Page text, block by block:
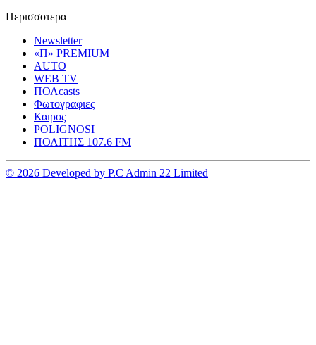
Περισσοτερα
Newsletter
«Π» PREMIUM
AUTO
WEB TV
ΠΟΛcasts
Φωτογραφιες
Καιρος
POLIGNOSI
ΠΟΛΙΤΗΣ 107.6 FM
© 2026 Developed by P.C Admin 22 Limited